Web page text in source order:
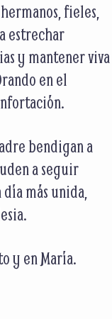
fieles,
estrechar
y mantener viva
en el
bendigan a
a seguir
más unida,
y en María.